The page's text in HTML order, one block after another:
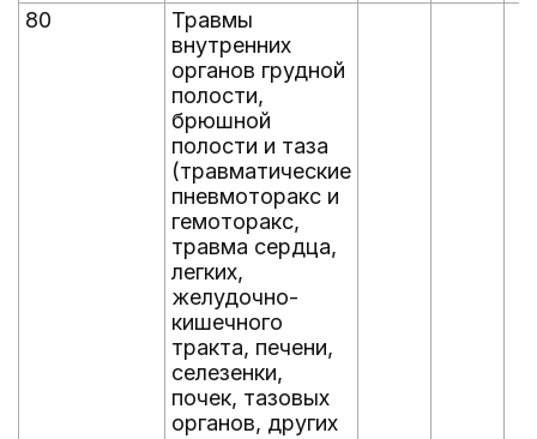
80
Травмы
внутренних
органов грудной
полости,
брюшной
полости и таза
(травматические
пневмоторакс и
гемоторакс,
травма сердца,
легких,
желудочно-
кишечного
тракта, печени,
селезенки,
почек, тазовых
органов, других